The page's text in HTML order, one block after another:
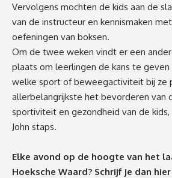
Vervolgens mochten de kids aan de
van de instructeur en kennismaken
oefeningen van boksen.
Om de twee weken vindt er een
plaats om leerlingen de kans te
welke sport of beweegactiviteit bij ze
allerbelangrijkste het bevorderen van
sportiviteit en gezondheid van de
John staps.
Elke avond op de hoogte van het
Hoeksche Waard? Schrijf je dan hier